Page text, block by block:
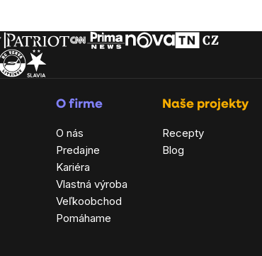
O firme
O nás
Predajne
Kariéra
Vlastná výroba
Veľkoobchod
Pomáhame
Naše projekty
Recepty
Blog